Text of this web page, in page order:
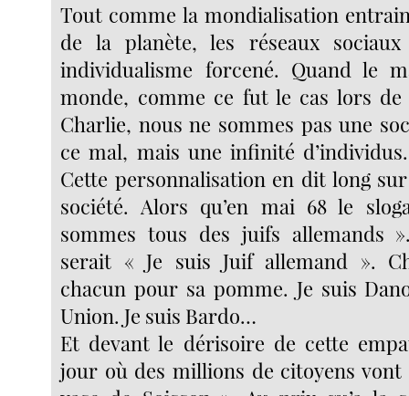
Tout comme la mondialisation
de la planète, les réseaux
individualisme forcené. Quand le
monde, comme ce fut le cas lors de
Charlie, nous ne sommes pas une
ce mal, mais une infinité
Cette personnalisation en dit long
société. Alors qu’en mai 68 le
sommes tous des juifs allemands
serait « Je suis Juif allemand ».
chacun pour sa pomme. Je suis
Union. Je suis Bardo…
Et devant le dérisoire de cette
jour où des millions de citoyens vont